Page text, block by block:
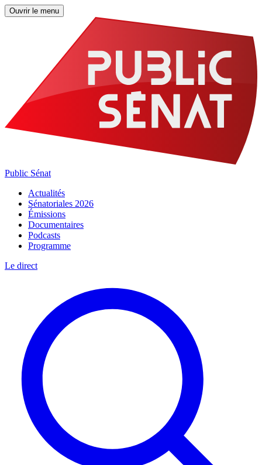
Ouvrir le menu
Public Sénat
Actualités
Sénatoriales 2026
Émissions
Documentaires
Podcasts
Programme
Le direct